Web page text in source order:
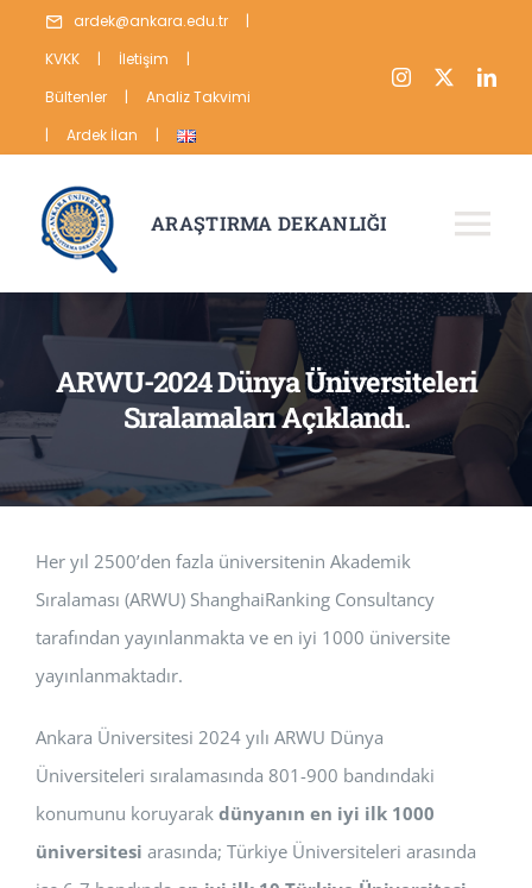
content
ardek@ankara.edu.tr
|
KVKK
| İletişim
|
Bültenler
|
Analiz Takvimi
|
Ardek İlan |
ARAŞTIRMA DEKANLIĞI
HAKKIMIZDA
ARAŞTIRMA
YAYIN
BAŞVURULAR
HİZMETLER
ARWU-2024 Dünya Üniversiteleri
Sıralamaları Açıklandı.
Her yıl 2500’den fazla üniversitenin Akademik
Sıralaması (ARWU) ShanghaiRanking Consultancy
tarafından yayınlanmakta ve en iyi 1000 üniversite
yayınlanmaktadır.
Ankara Üniversitesi 2024 yılı ARWU Dünya
Üniversiteleri sıralamasında 801-900 bandındaki
konumunu koruyarak dünyanın en iyi ilk 1000
üniversitesi arasında; Türkiye Üniversiteleri arasında